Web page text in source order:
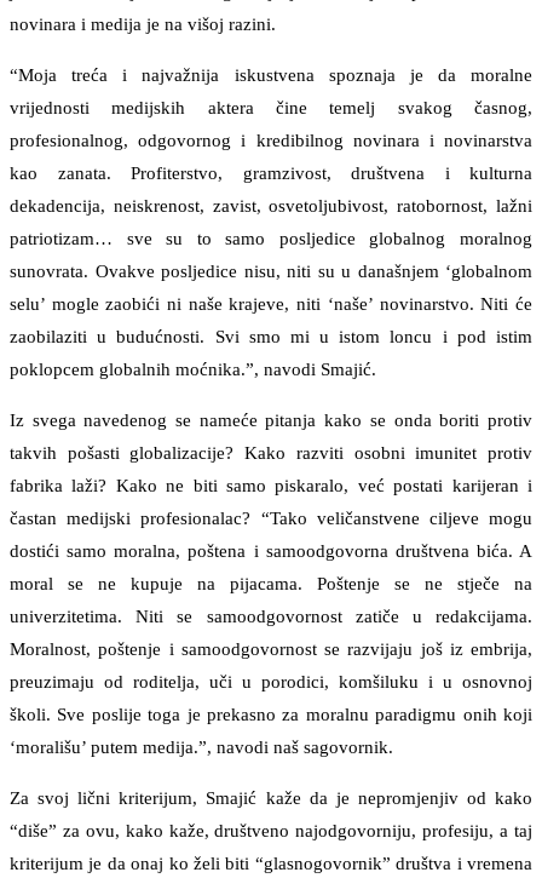
novinara i medija je na višoj razini.
“Moja treća i najvažnija iskustvena spoznaja je da moralne
vrijednosti medijskih aktera čine temelj svakog časnog,
profesionalnog, odgovornog i kredibilnog novinara i novinarstva
kao zanata. Profiterstvo, gramzivost, društvena i kulturna
dekadencija, neiskrenost, zavist, osvetoljubivost, ratobornost, lažni
patriotizam… sve su to samo posljedice globalnog moralnog
sunovrata. Ovakve posljedice nisu, niti su u današnjem ‘globalnom
selu’ mogle zaobići ni naše krajeve, niti ‘naše’ novinarstvo. Niti će
zaobilaziti u budućnosti. Svi smo mi u istom loncu i pod istim
poklopcem globalnih moćnika.”, navodi Smajić.
Iz svega navedenog se nameće pitanja kako se onda boriti protiv
takvih pošasti globalizacije? Kako razviti osobni imunitet protiv
fabrika laži? Kako ne biti samo piskaralo, već postati karijeran i
častan medijski profesionalac? “Tako veličanstvene ciljeve mogu
dostići samo moralna, poštena i samoodgovorna društvena bića. A
moral se ne kupuje na pijacama. Poštenje se ne stječe na
univerzitetima. Niti se samoodgovornost zatiče u redakcijama.
Moralnost, poštenje i samoodgovornost se razvijaju još iz embrija,
preuzimaju od roditelja, uči u porodici, komšiluku i u osnovnoj
školi. Sve poslije toga je prekasno za moralnu paradigmu onih koji
‘morališu’ putem medija.”, navodi naš sagovornik.
Za svoj lični kriterijum, Smajić kaže da je nepromjenjiv od kako
“diše” za ovu, kako kaže, društveno najodgovorniju, profesiju, a taj
kriterijum je da onaj ko želi biti “glasnogovornik” društva i vremena